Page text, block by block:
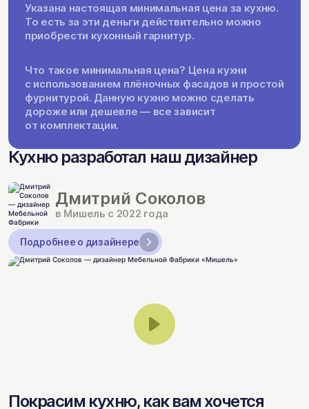
Указана настоящая минимальная цена за кухню.
То есть за эти деньги действительно можно
приобрести кухонный гарнитур.
Что такое минимальная цена? Цена кухни
с использованием плёночных фасадов и простой
фурнитурой. Данную кухню можно сделать
дороже или дешевле — все зависит
от комплектации.
Кухню разработал наш дизайнер
Дмитрий Соколов
в Мишель с 2022 года
Подробнее о дизайнере
Покрасим кухню, как вам хочется